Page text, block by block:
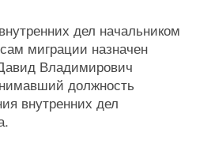
дел начальником
миграции назначен
Владимирович
должность
внутренних дел